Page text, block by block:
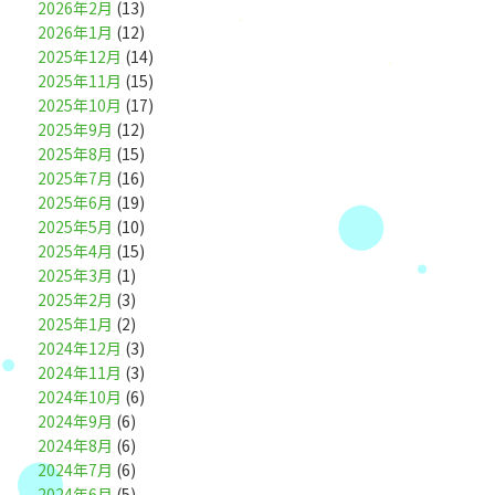
2026年2月 (13)
2026年1月 (12)
2025年12月 (14)
2025年11月 (15)
2025年10月 (17)
2025年9月 (12)
2025年8月 (15)
2025年7月 (16)
2025年6月 (19)
2025年5月 (10)
2025年4月 (15)
2025年3月 (1)
2025年2月 (3)
2025年1月 (2)
2024年12月 (3)
2024年11月 (3)
2024年10月 (6)
2024年9月 (6)
2024年8月 (6)
2024年7月 (6)